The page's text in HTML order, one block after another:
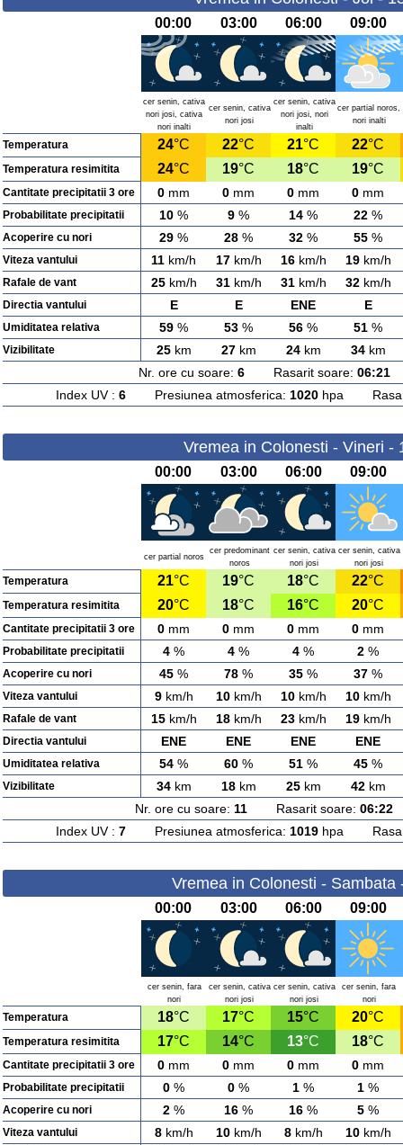
00:00 03:00 06:00 09:00
cer senin, cativa
nori josi, cativa
nori inalti
cer senin, cativa
nori josi
cer senin, cativa
nori josi, nori
inalti
cer partial noros,
nori inalti
Temperatura 24°C 22°C 21°C 22°C
Temperatura resimitita 24°C 19°C 18°C 19°C
Cantitate precipitatii 3 ore 0 mm 0 mm 0 mm 0 mm
Probabilitate precipitatii 10 % 9 % 14 % 22 %
Acoperire cu nori 29 % 28 % 32 % 55 %
Viteza vantului 11 km/h 17km/h 16km/h 19km/h
Rafale de vant 25km/h 31km/h 31km/h 32km/h
Directia vantului E E ENE E
Umiditatea relativa 59 % 53 % 56 % 51 %
Vizibilitate 25km 27km 24km 34km
Nr. ore cu soare: 6Rasarit soare: 06:21
Index UV : 6Presiunea atmosferica: 1020hpa
Vremea in Colonesti - Vineri -
00:00 03:00 06:00 09:00
cer partial noros
cer predominant
noros
cer senin, cativa
nori josi
cer senin, cativa
nori josi
Temperatura 21°C 19°C 18°C 22°C
Temperatura resimitita 20°C 18°C 16°C 20°C
Cantitate precipitatii 3 ore 0 mm 0 mm 0 mm 0 mm
Probabilitate precipitatii 4 % 4 % 4 % 2 %
Acoperire cu nori 45 % 78 % 35 % 37 %
Viteza vantului 9km/h 10km/h 10km/h 10km/h
Rafale de vant 15km/h 18km/h 23km/h 19km/h
Directia vantului ENE ENE ENE ENE
Umiditatea relativa 54 % 60 % 51 % 45 %
Vizibilitate 34km 18km 25km 42km
Nr. ore cu soare: 11 Rasarit soare: 06:22
Index UV : 7Presiunea atmosferica: 1019hpa
Vremea in Colonesti - Sambata
00:00 03:00 06:00 09:00
cer senin, fara
nori
cer senin, cativa
nori josi
cer senin, cativa
nori josi
cer senin, fara
nori
Temperatura 18°C 17°C 15°C 20°C
Temperatura resimitita 17°C 14°C 13°C 18°C
Cantitate precipitatii 3 ore 0 mm 0 mm 0 mm 0 mm
Probabilitate precipitatii 0 % 0 % 1 % 1 %
Acoperire cu nori 2 % 16 % 16 % 5 %
Viteza vantului 8km/h 10km/h 8km/h 10km/h